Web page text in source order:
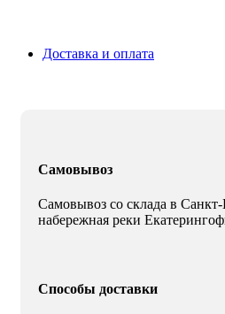
Доставка и оплата
Самовывоз
Самовывоз со склада в Санкт-
набережная реки
Способы доставки